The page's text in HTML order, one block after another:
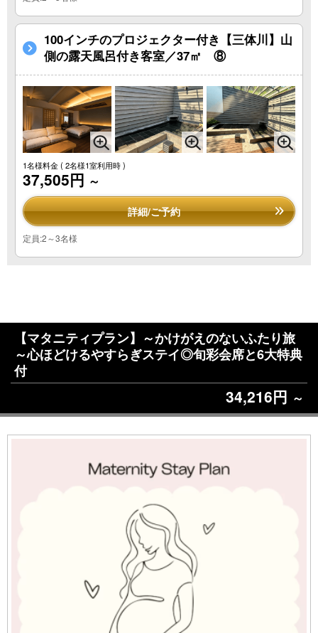
100インチのプロジェクター付き【三体川】山
側の露天風呂付き客室／37㎡ ⑧
1名様料金( 2名様1室利用時 )
37,505円 ～
詳細/ご予約
定員:2～3名様
【マタニティプラン】～かけがえのないふたり旅
～心ほどけるやすらぎステイ◎旬彩会席と6大特典
付
34,216円 ～